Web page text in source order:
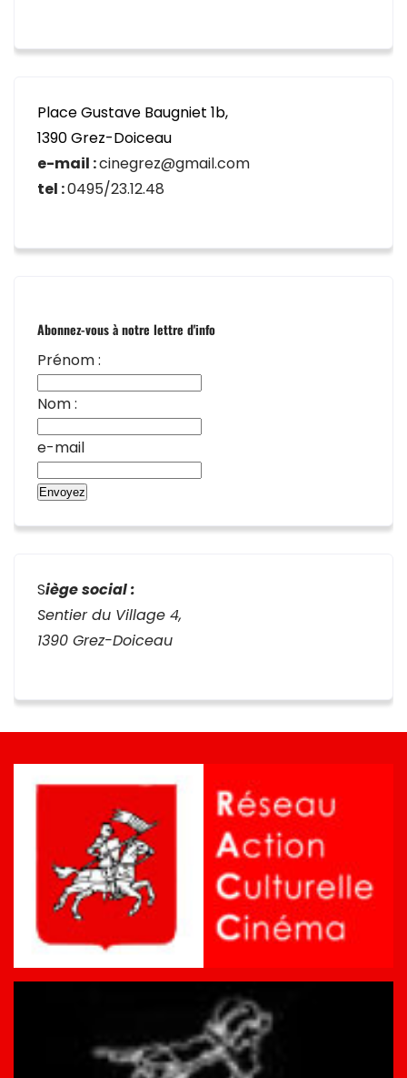
Place Gustave Baugniet 1b,
1390 Grez-Doiceau
e-mail :cinegrez@gmail.com
tel :0495/23.12.48
Abonnez-vous à notre lettre d'info
Prénom :
Nom :
e-mail
Siège social :
Sentier du Village 4,
1390 Grez-Doiceau